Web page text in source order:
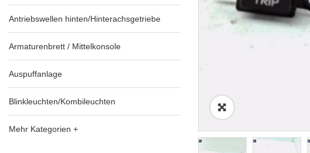
Antriebswellen hinten/Hinterachsgetriebe
Armaturenbrett / Mittelkonsole
Auspuffanlage
Blinkleuchten/Kombileuchten
Mehr Kategorien +